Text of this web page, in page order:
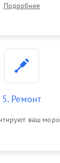
Подробнее
5. Ремонт
ваш